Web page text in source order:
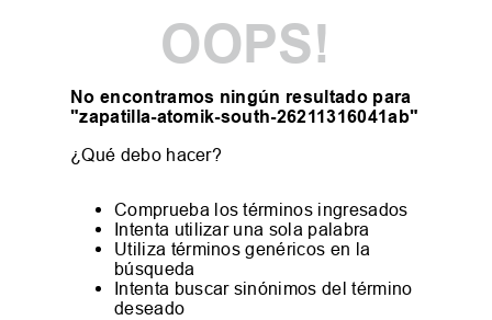
OOPS!
No encontramos ningún resultado para
"zapatilla-atomik-south-26211316041ab"
¿Qué debo hacer?
Comprueba los términos ingresados
Intenta utilizar una sola palabra
Utiliza términos genéricos en la
búsqueda
Intenta buscar sinónimos del término
deseado
zapatillas mujer
zapatillas adidas